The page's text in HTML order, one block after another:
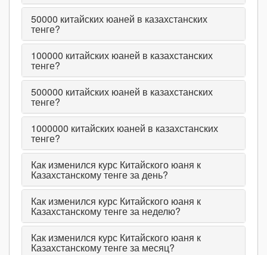
50000 китайских юаней в казахстанских
тенге?
100000 китайских юаней в казахстанских
тенге?
500000 китайских юаней в казахстанских
тенге?
1000000 китайских юаней в казахстанских
тенге?
Как изменился курс Китайского юаня к
Казахстанскому тенге за день?
Как изменился курс Китайского юаня к
Казахстанскому тенге за неделю?
Как изменился курс Китайского юаня к
Казахстанскому тенге за месяц?